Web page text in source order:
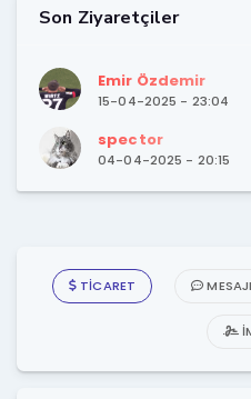
Son Ziyaretçiler
Emir Özdemir
15-04-2025 - 23:04
spector
04-04-2025 - 20:15
TICARET